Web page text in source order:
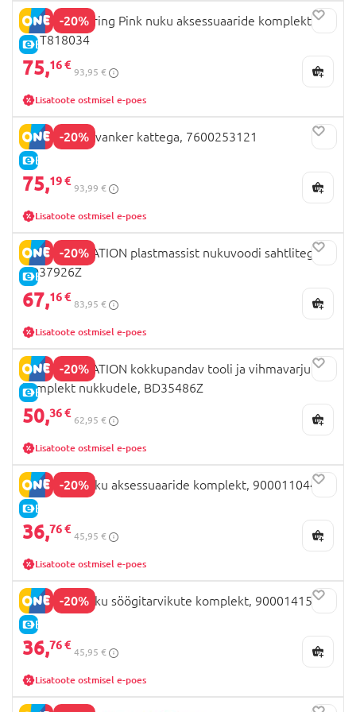
-20%
E-HIND
509 Crew Spring Pink nuku aksessuaaride komplekt, 21
tk, T818034
75,16 €
93,95 €
Lisatoote ostmisel e-poes
-20%
E-HIND
SMOBY nukuvanker kattega, 7600253121
75,19 €
93,99 €
Lisatoote ostmisel e-poes
-20%
E-HIND
OUR GENERATION plastmassist nukuvoodi sahtlitega,
BD37926Z
67,16 €
83,95 €
Lisatoote ostmisel e-poes
-20%
E-HIND
OUR GENERATION kokkupandav tooli ja vihmavarju
komplekt nukkudele, BD35486Z
50,36 €
62,95 €
Lisatoote ostmisel e-poes
-20%
E-HIND
COROLLE nuku aksessuaaride komplekt, 9000110440
36,76 €
45,95 €
Lisatoote ostmisel e-poes
-20%
E-HIND
COROLLE nuku söögitarvikute komplekt, 9000141520
36,76 €
45,95 €
Lisatoote ostmisel e-poes